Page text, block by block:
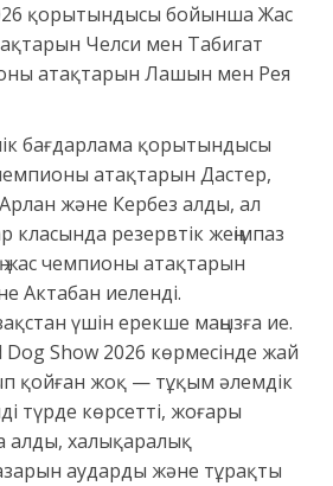
қорытындысы бойынша Жас
Челси мен Табигат
атақтарын Лашын мен Рея
бағдарлама қорытындысы
атақтарын Дастер,
және Кербез алды, ал
резервтік жеңімпаз
жас чемпионы атақтарын
Актабан иеленді.
үшін ерекше маңызға ие.
Show 2026 көрмесінде жай
қойған жоқ — тұқым әлемдік
түрде көрсетті, жоғары
алды, халықаралық
аударды және тұрақты